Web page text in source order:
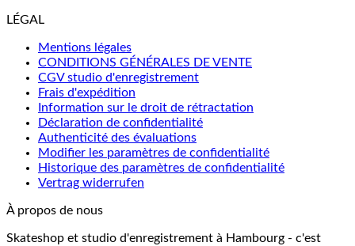
LÉGAL
Mentions légales
CONDITIONS GÉNÉRALES DE VENTE
CGV studio d'enregistrement
Frais d'expédition
Information sur le droit de rétractation
Déclaration de confidentialité
Authenticité des évaluations
Modifier les paramètres de confidentialité
Historique des paramètres de confidentialité
Vertrag widerrufen
À propos de nous
Skateshop et studio d'enregistrement à Hambourg - c'est